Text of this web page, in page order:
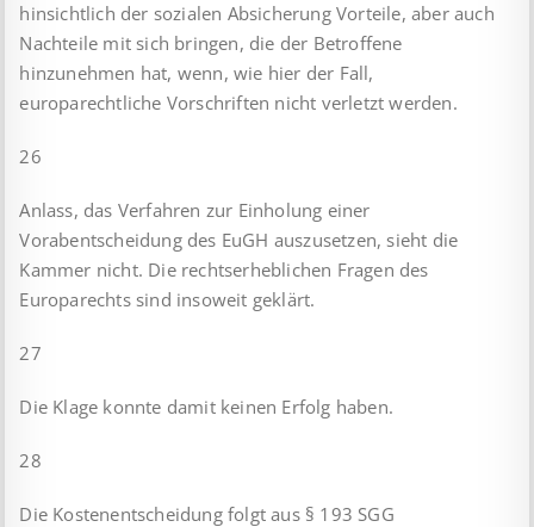
hinsichtlich der sozialen Absicherung Vorteile, aber auch
Nachteile mit sich bringen, die der Betroffene
hinzunehmen hat, wenn, wie hier der Fall,
europarechtliche Vorschriften nicht verletzt werden.
26
Anlass, das Verfahren zur Einholung einer
Vorabentscheidung des EuGH auszusetzen, sieht die
Kammer nicht. Die rechtserheblichen Fragen des
Europarechts sind insoweit geklärt.
27
Die Klage konnte damit keinen Erfolg haben.
28
Die Kostenentscheidung folgt aus § 193 SGG